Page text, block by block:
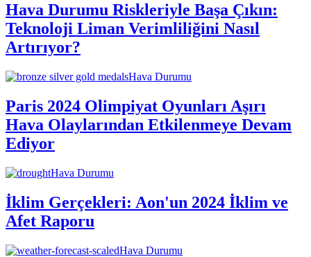
Hava Durumu Riskleriyle Başa Çıkın:
Teknoloji Liman Verimliliğini Nasıl
Artırıyor?
Hava Durumu
Paris 2024 Olimpiyat Oyunları Aşırı
Hava Olaylarından Etkilenmeye Devam
Ediyor
Hava Durumu
İklim Gerçekleri: Aon'un 2024 İklim ve
Afet Raporu
Hava Durumu